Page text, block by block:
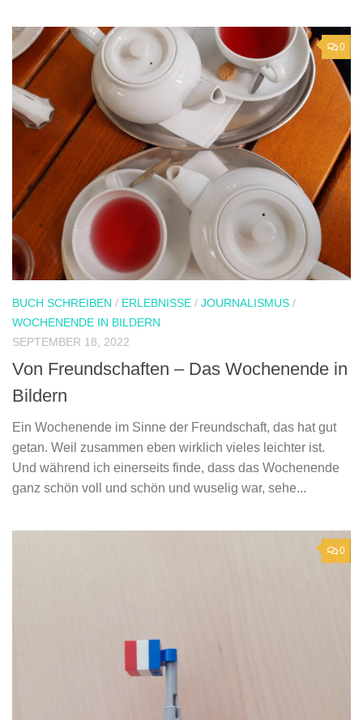
0
BUCH SCHREIBEN / ERLEBNISSE / JOURNALISMUS /
WOCHENENDE IN BILDERN
SEPTEMBER 18, 2022
Von Freundschaften – Das Wochenende in
Bildern
Ein Wochenende im Sinne der Freundschaft, das hat gut
getan. Weil zusammen eben wirklich vieles leichter ist.
Und während ich einerseits finde, dass das Wochenende
ganz schön voll und schön und wuselig war, sehe...
0